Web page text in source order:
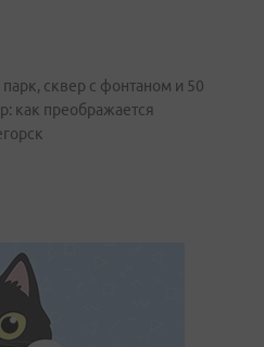
сквер с фонтаном и 50
как преображается